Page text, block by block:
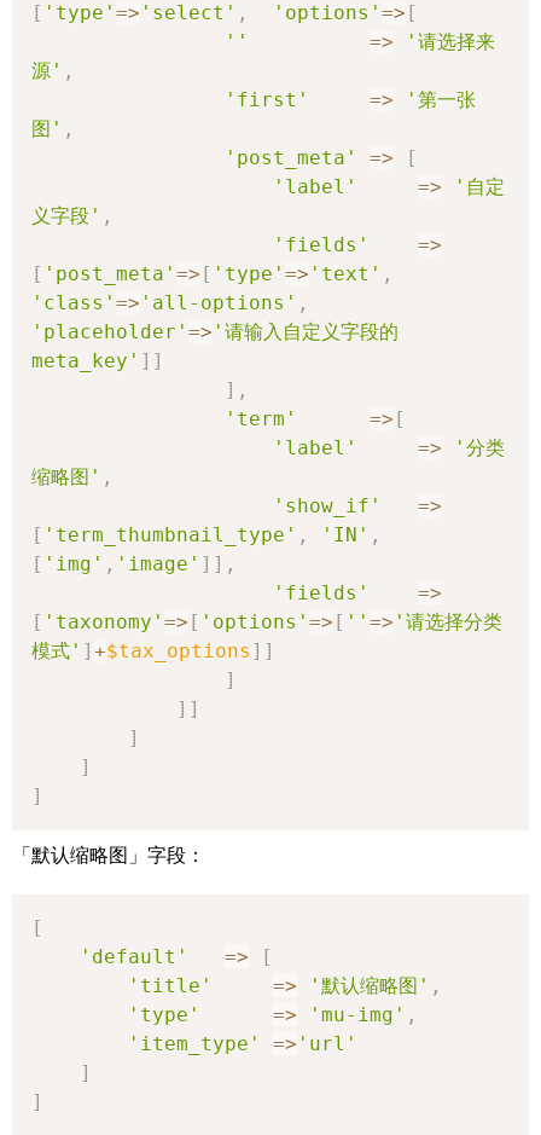
[ 'type' => 'select' , 'options' => [
''
=>
'请选择来
源' ,
'first'
=>
'第一张
图' ,
'post_meta'
=>
[
'label'
=>
'自定
义字段' ,
'fields'
=>
[ 'post_meta' => [ 'type' => 'text' ,
'class' => 'all-options' ,
'placeholder' => '请输入自定义字段的
meta_key' ] ]
] ,
'term'
=> [
'label'
=>
'分类
缩略图' ,
'show_if'
=>
[ 'term_thumbnail_type' , 'IN' ,
[ 'img' , 'image' ] ] ,
'fields'
=>
[ 'taxonomy' => [ 'options' => [ '' => '请选择分类
模式' ] +$tax_options ] ]
]
] ]
]
]
]
「默认缩略图」字段：
[
'default'
=>
[
'title'
=> '默认缩略图' ,
'type'
=> 'mu-img' ,
'item_type'
=> 'url'
]
]